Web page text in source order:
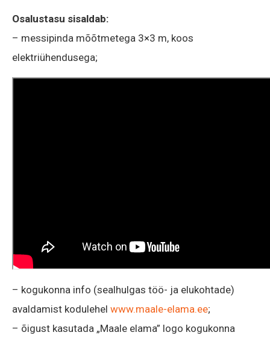
Osalustasu sisaldab:
– messipinda mõõtmetega 3×3 m, koos
elektriühendusega;
– kogukonna info (sealhulgas töö- ja elukohtade)
avaldamist kodulehel www.maale-elama.ee;
– õigust kasutada „Maale elama” logo kogukonna